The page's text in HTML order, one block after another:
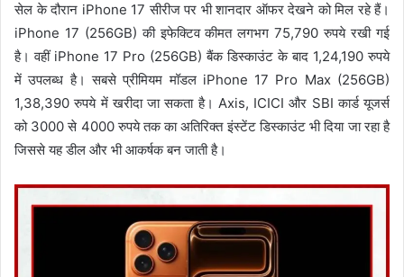
सेल के दौरान iPhone 17 सीरीज पर भी शानदार ऑफर देखने को मिल रहे हैं।
iPhone 17 (256GB) की इफेक्टिव कीमत लगभग 75,790 रुपये रखी गई
है। वहीं iPhone 17 Pro (256GB) बैंक डिस्काउंट के बाद 1,24,190 रुपये
में उपलब्ध है। सबसे प्रीमियम मॉडल iPhone 17 Pro Max (256GB)
1,38,390 रुपये में खरीदा जा सकता है। Axis, ICICI और SBI कार्ड यूजर्स
को 3000 से 4000 रुपये तक का अतिरिक्त इंस्टेंट डिस्काउंट भी दिया जा रहा है
जिससे यह डील और भी आकर्षक बन जाती है।